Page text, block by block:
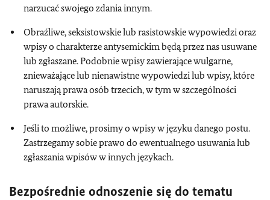
narzucać swojego zdania innym.
Obraźliwe, seksistowskie lub rasistowskie wypowiedzi oraz
wpisy o charakterze antysemickim będą przez nas usuwane
lub zgłaszane. Podobnie wpisy zawierające wulgarne,
znieważające lub nienawistne wypowiedzi lub wpisy, które
naruszają prawa osób trzecich, w tym w szczególności
prawa autorskie.
Jeśli to możliwe, prosimy o wpisy w języku danego postu.
Zastrzegamy sobie prawo do ewentualnego usuwania lub
zgłaszania wpisów w innych językach.
Bezpośrednie odnoszenie się do tematu